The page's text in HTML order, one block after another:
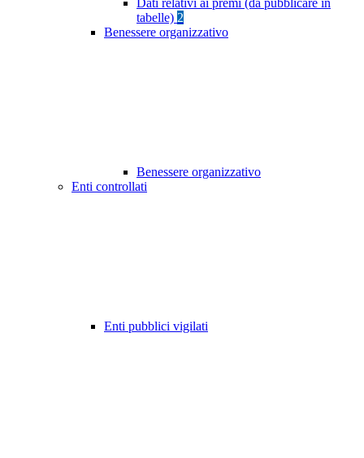
Dati relativi ai premi (da pubblicare in
tabelle) 2
Benessere organizzativo
Benessere organizzativo
Enti controllati
Enti pubblici vigilati